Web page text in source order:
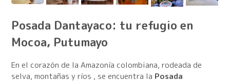
Posada Dantayaco: tu refugio en
Mocoa, Putumayo
En el corazón de la Amazonía colombiana, rodeada de
selva, montañas y ríos , se encuentra la Posada